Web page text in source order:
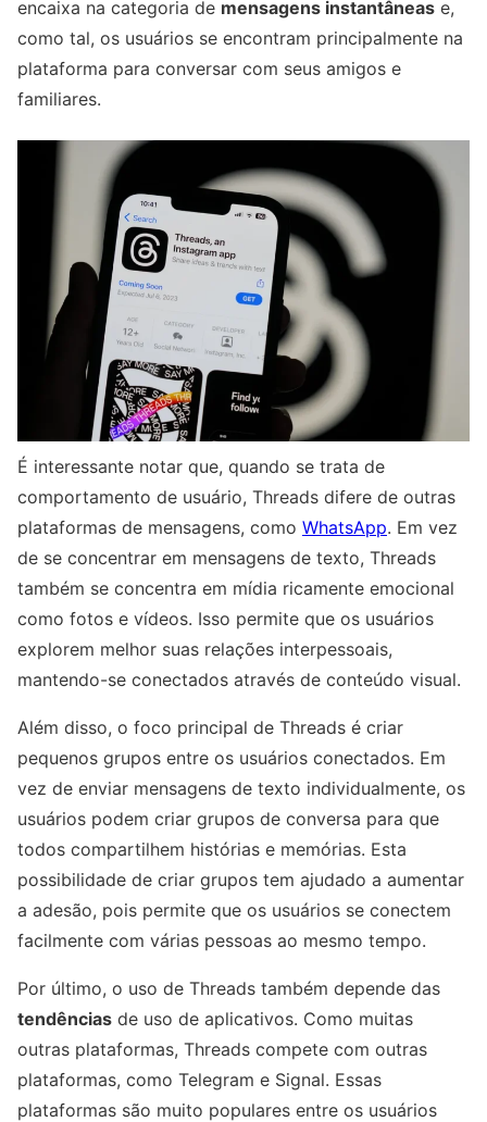
encaixa na categoria de mensagens instantâneas e,
como tal, os usuários se encontram principalmente na
plataforma para conversar com seus amigos e
familiares.
É interessante notar que, quando se trata de
comportamento de usuário, Threads difere de outras
plataformas de mensagens, como WhatsApp. Em vez
de se concentrar em mensagens de texto, Threads
também se concentra em mídia ricamente emocional
como fotos e vídeos. Isso permite que os usuários
explorem melhor suas relações interpessoais,
mantendo-se conectados através de conteúdo visual.
Além disso, o foco principal de Threads é criar
pequenos grupos entre os usuários conectados. Em
vez de enviar mensagens de texto individualmente, os
usuários podem criar grupos de conversa para que
todos compartilhem histórias e memórias. Esta
possibilidade de criar grupos tem ajudado a aumentar
a adesão, pois permite que os usuários se conectem
facilmente com várias pessoas ao mesmo tempo.
Por último, o uso de Threads também depende das
tendências de uso de aplicativos. Como muitas
outras plataformas, Threads compete com outras
plataformas, como Telegram e Signal. Essas
plataformas são muito populares entre os usuários